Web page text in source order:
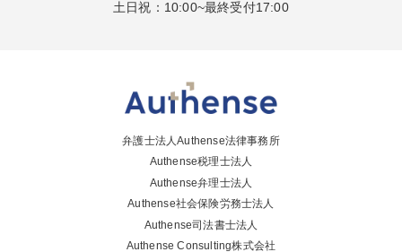
土日祝：10:00~最終受付17:00
弁護士法人Authense法律事務所
Authense税理士法人
Authense弁理士法人
Authense社会保険労務士法人
Authense司法書士法人
Authense Consulting株式会社